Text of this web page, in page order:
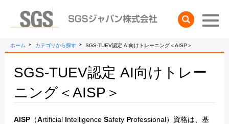
検索
ホーム カテゴリから探す SGS-TUEV認定 AI向けトレーニング＜AISP＞
SGS-TUEV認定 AI向けトレー
ニング＜AISP＞
AISP（Artificial Intelligence Safety Professional）資格は、基